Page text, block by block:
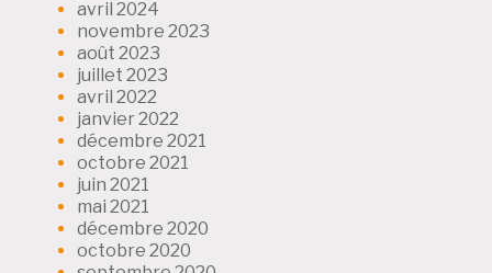
avril 2024
novembre 2023
août 2023
juillet 2023
avril 2022
janvier 2022
décembre 2021
octobre 2021
juin 2021
mai 2021
décembre 2020
octobre 2020